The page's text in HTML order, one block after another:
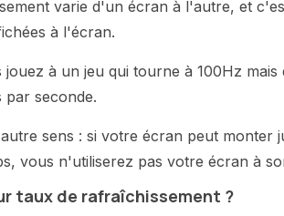
varie d'un écran à l'autre, et
à l'écran.
jouez à un jeu qui tourne à 100Hz
par seconde.
sens : si votre écran peut monter
vous n'utiliserez pas votre écran à
taux de rafraîchissement ?